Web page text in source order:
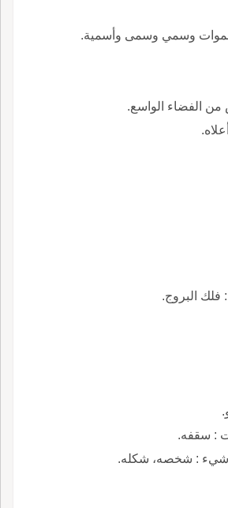
وسمي وسمى وأسمية.
من الفضاء الواسع.
فلك البروج.
: سقفه.
: شخصه، شكله.